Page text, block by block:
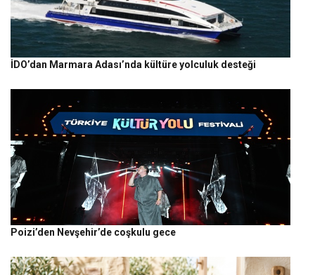
İDO’dan Marmara Adası’nda kültüre yolculuk desteği
Poizi’den Nevşehir’de coşkulu gece